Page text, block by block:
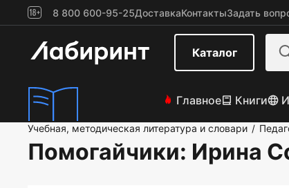
8 800 600-95-25ДоставкаКонтактыЗадать
Каталог
Главное Книги
Учебная, методическая литература и словари /
Помогайчики: Ирина